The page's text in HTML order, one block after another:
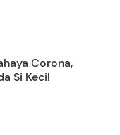
Corona,
Si Kecil